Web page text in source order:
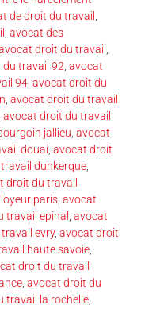
de droit du travail ,
, avocat des
droit du travail ,
travail 92, avocat
94, avocat droit du
, avocat droit du travail
avocat droit du travail
jallieu, avocat
douai, avocat droit
dunkerque,
droit du travail
paris, avocat
travail epinal , avocat
evry, avocat droit
haute savoie,
droit du travail
, avocat droit du
travail la rochelle,